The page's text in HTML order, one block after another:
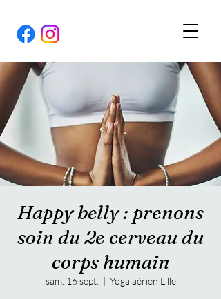
Happy belly : prenons
soin du 2e cerveau du
corps humain
sam. 16 sept.
  |
Yoga aérien Lille